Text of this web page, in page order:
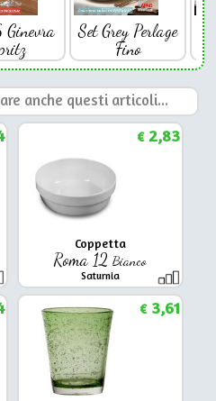
Ginevra
Set Grey Perlage
Fino
anche questi articoli...
Coppetta
Roma 12Bianco
Saturnia
€2,83
€3,61